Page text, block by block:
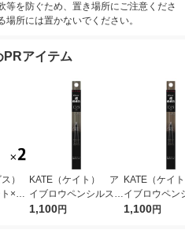
を防ぐため、置き場所にご注意くださ
所には置かないでください。
PRアイテム
）
×2
KATE（ケイト） ア
イブロウペンシルスー
パースリム0．8 Ｂ
1,100円
KATE（ケイ
イブロウペン
パースリム0
1,100円